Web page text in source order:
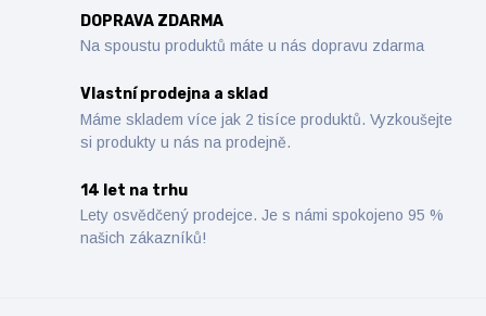
DOPRAVA ZDARMA
Na spoustu produktů máte u nás dopravu zdarma
Vlastní prodejna a sklad
Máme skladem více jak 2 tisíce produktů. Vyzkoušejte
si produkty u nás na prodejně.
14 let na trhu
Lety osvědčený prodejce. Je s námi spokojeno 95 %
našich zákazníků!